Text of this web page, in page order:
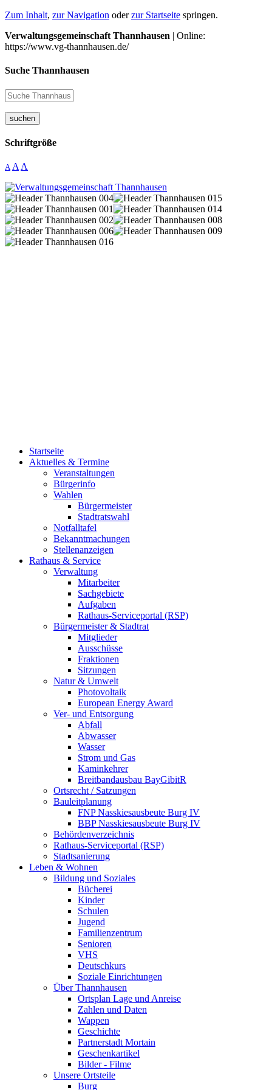
Zum Inhalt, zur Navigation oderzur Startseite springen.
Verwaltungsgemeinschaft Thannhausen | Online:
https://www.vg-thannhausen.de/
Suche Thannhausen
suchen
Schriftgröße
A A A
Startseite
Aktuelles & Termine
Veranstaltungen
Bürgerinfo
Wahlen
Bürgermeister
Stadtratswahl
Notfalltafel
Bekanntmachungen
Stellenanzeigen
Rathaus & Service
Verwaltung
Mitarbeiter
Sachgebiete
Aufgaben
Rathaus-Serviceportal (RSP)
Bürgermeister & Stadtrat
Mitglieder
Ausschüsse
Fraktionen
Sitzungen
Natur & Umwelt
Photovoltaik
European Energy Award
Ver- und Entsorgung
Abfall
Abwasser
Wasser
Strom und Gas
Kaminkehrer
Breitbandausbau BayGibitR
Ortsrecht / Satzungen
Bauleitplanung
FNP Nasskiesausbeute Burg IV
BBP Nasskiesausbeute Burg IV
Behördenverzeichnis
Rathaus-Serviceportal (RSP)
Stadtsanierung
Leben & Wohnen
Bildung und Soziales
Bücherei
Kinder
Schulen
Jugend
Familienzentrum
Senioren
VHS
Deutschkurs
Soziale Einrichtungen
Über Thannhausen
Ortsplan Lage und Anreise
Zahlen und Daten
Wappen
Geschichte
Partnerstadt Mortain
Geschenkartikel
Bilder - Filme
Unsere Ortsteile
Burg